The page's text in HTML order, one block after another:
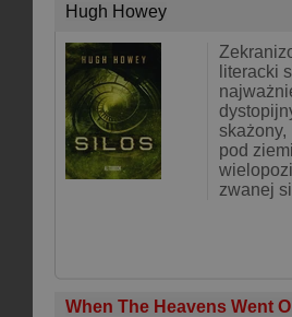
Hugh Howey
literacki
pod
zwanej
When The Heavens Went